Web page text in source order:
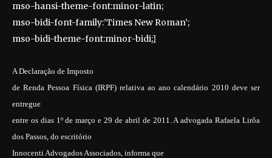
mso-hansi-theme-font:minor-latin;
mso-bidi-font-family:’Times New Roman’;
mso-bidi-theme-font:minor-bidi;}
A Declaração de Imposto
de Renda Pessoa Física (IRPF) relativa ao ano calendário 2010 deve ser
entregue
entre os dias 1º de março e 29 de abril de 2011. Aadvogada Rafaela Lirôa
dos Passos, do escritório
Innocenti Advogados Associados, informa que